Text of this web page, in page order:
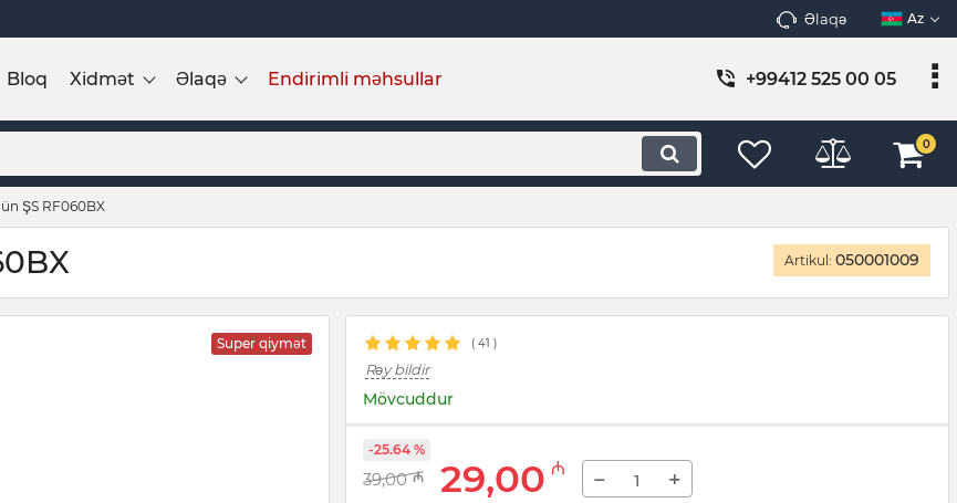
Əlaqə Az
Bloq Xidmət Əlaqə Endirimli məhsullar +99412 525 00 05
0
ŞS RF060BX
Artikul: 050001009
Super qiymət ( 41 )
Rəy bildir
Mövcuddur
39,00 ₼ 29,00 ₼
-25.64 %
− +